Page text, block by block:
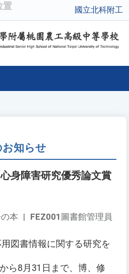
置 國立北科附工
知らせ
身障害研究優秀論文賞
FEZ001 圖書館管理員
本 |
図書情報に関する研究を
ら8月31日まで、博、修